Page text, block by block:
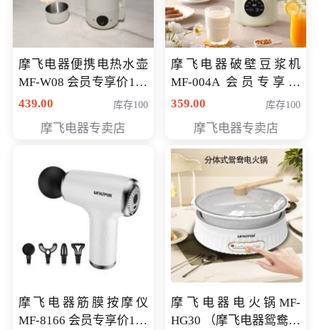
摩飞电器便携电热水壶
MF-W08 会员专享价198
元
439.00 库存100
摩飞电器专卖店
摩飞电器破壁豆浆机
MF-004A 会员专享价
168元
359.00 库存100
摩飞电器专卖店
摩飞电器筋膜按摩仪
MF-8166 会员专享价168
摩飞电器电火锅MF-
HG30 （摩飞电器鸳鸯锅